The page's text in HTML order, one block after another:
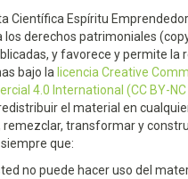
Científica Espíritu
los derechos patrimoniales
y favorece y permite la
bajo la licencia Creative
4.0 International (CC BY-NC
el material en
transformar y
que:
no puede hacer uso del